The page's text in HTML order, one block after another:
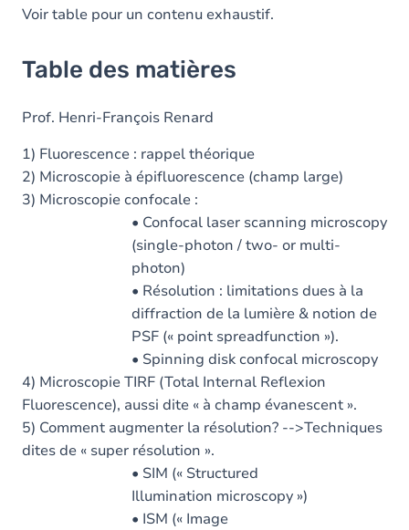
Voir table pour un contenu exhaustif.
Table des matières
Prof. Henri-François Renard
1) Fluorescence : rappel théorique
2) Microscopie à épifluorescence (champ large)
3) Microscopie confocale :
• Confocal laser scanning microscopy
(single-photon / two- or multi-
photon)
• Résolution : limitations dues à la
diffraction de la lumière & notion de
PSF (« point spreadfunction »).
• Spinning disk confocal microscopy
4) Microscopie TIRF (Total Internal Reflexion
Fluorescence), aussi dite « à champ évanescent ».
5) Comment augmenter la résolution? -->Techniques
dites de « super résolution ».
• SIM (« Structured
Illumination microscopy »)
• ISM (« Image